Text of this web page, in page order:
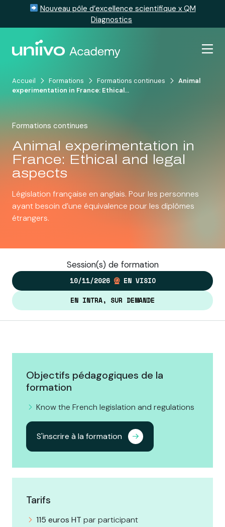
Nouveau pôle d’excellence scientifique x QM
Diagnostics
Accueil Formations Formations continues
Animal
experimentation in France: Ethical…
Formations continues
Animal experimentation in
France: Ethical and legal
aspects
Législation française en anglais. Pour les personnes
ayant besoin d’une équivalence pour les diplômes
étrangers.
Session(s) de formation
10/11/2026
EN VISIO
EN INTRA, SUR DEMANDE
Objectifs pédagogiques de la
formation
Know the French legislation and regulations
S'inscrire à la formation
Tarifs
115 euros HT par participant